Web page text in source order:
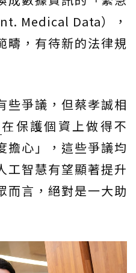
Medical Data），
疇，有待新的法律規
些爭議，但蔡孝誠相
在保護個資上做得不
擔心」，這些爭議均
工智慧有望顯著提升
而言，絕對是一大助